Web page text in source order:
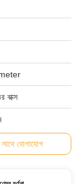
বাক্স
যোগাযোগ